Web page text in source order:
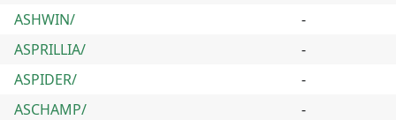
ASHWIN/
-
ASPRILLIA/
-
ASPIDER/
-
ASCHAMP/
-